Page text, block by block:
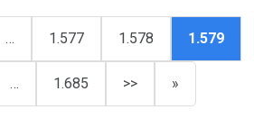
… 1.577 1.578 1.579
… 1.685 >> »